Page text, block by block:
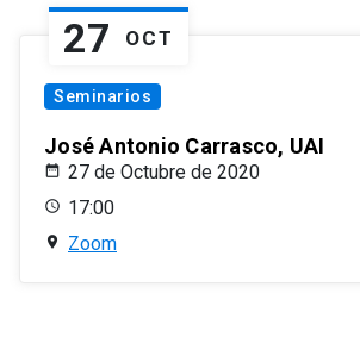
27 OCT
Seminarios
José Antonio Carrasco, UAI
27 de Octubre de 2020
17:00
Zoom